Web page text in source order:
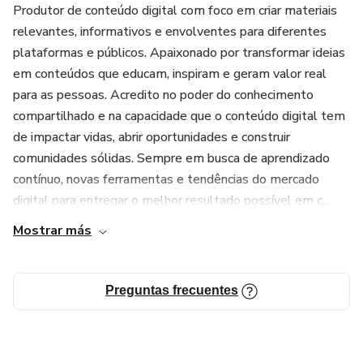
enfrentar los desafíos diarios. Este reto es mucho más que
un programa de ejercicios; es un compromiso contigo
misma para reinventarte y celebrar tu bienestar. ¡Únete al
Reto de 28 días!: ¡Transforma tu cuerpo y tu vida y
comienza a escribir tu propia historia de éxito!
Produtor de conteúdo digital com foco em criar materiais
relevantes, informativos e envolventes para diferentes
plataformas e públicos. Apaixonado por transformar ideias
em conteúdos que educam, inspiram e geram valor real
para as pessoas. Acredito no poder do conhecimento
compartilhado e na capacidade que o conteúdo digital tem
de impactar vidas, abrir oportunidades e construir
comunidades sólidas. Sempre em busca de aprendizado
contínuo, novas ferramentas e tendências do mercado
digital para entregar o melhor resultado possível em c...
Mostrar más
Preguntas frecuentes